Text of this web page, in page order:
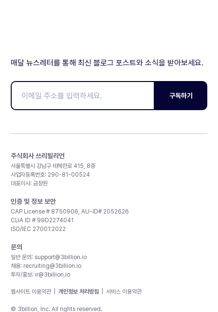
매달 뉴스레터를 통해 최신 블로그 포스트와 소식을 받아보세요.
구독하기
주식회사 쓰리빌리언
서울특별시 강남구 테헤란로 415, 8층
사업자등록번호: 290-81-00524
대표이사: 금창원
인증 및 정보 보안
CAP License # 8750906, AU-ID# 2052626
CLIA ID # 99D2274041
ISO/IEC 27001:2022
문의
일반 문의: support@3billion.io
채용: recruiting@3billion.io
투자/홍보: ir@3billion.io
웹사이트 이용약관 개인정보 처리방침 서비스 이용약관
© 3billion, Inc. All rights reserved.